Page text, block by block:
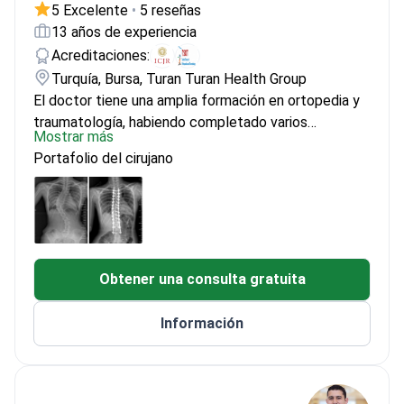
5 Excelente • 5 reseñas
13 años de experiencia
Acreditaciones:
Turquía, Bursa, Turan Turan Health Group
El doctor tiene una amplia formación en ortopedia y
traumatología, habiendo completado varios
programas especializados, incluyendo artroplastia
avanzada y cirugía de columna. El doctor está bien
versado en cirugías robóticas de reemplazo de
cadera y rodilla, con formación de instituciones
internacionales y nacionales como el Congreso
Sociedad Turca de Ortopedia y Traumatología. El
doctor se graduó de la Facultad de Medicina de la
Universidad de Trakya, especializándose en ortopedia
y traumatología. Las membresías incluyen la
Mostrar más
Portafolio del cirujano
Obtener una consulta gratuita
Información